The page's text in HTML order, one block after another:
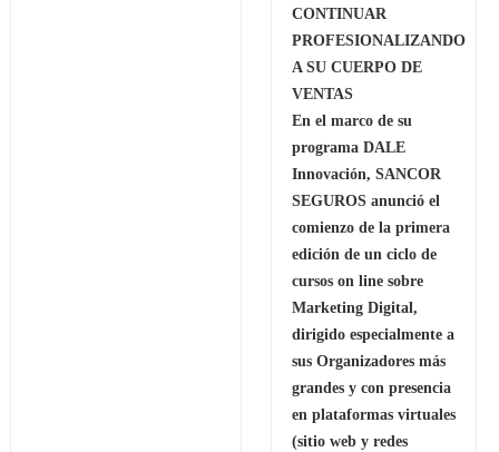
CONTINUAR
PROFESIONALIZANDO
A SU CUERPO DE
VENTAS
En el marco de su
programa DALE
Innovación, SANCOR
SEGUROS anunció el
comienzo de la primera
edición de un ciclo de
cursos on line sobre
Marketing Digital,
dirigido especialmente a
sus Organizadores más
grandes y con presencia
en plataformas virtuales
(sitio web y redes